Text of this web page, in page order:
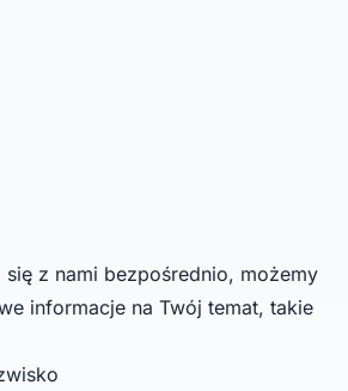
się z nami bezpośrednio, możemy
informacje na Twój temat, takie